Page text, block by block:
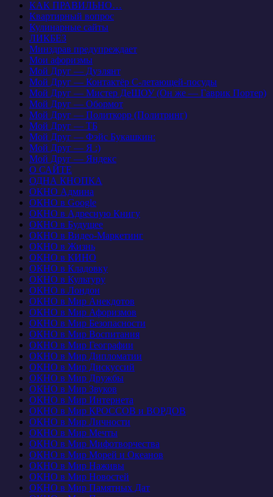
КАК ПРАВИЛЬНО…
Квартирный вопрос
Кулинарные сайты
ЛИКБЕЗ
Минздрав предупреждает
Мои афоризмы
Мой Друг — Дуэлянт
Мой Друг — Контактёр С-летающей-посуды
Мой Друг — Мистер ДеШОУ (Он же — Гаврик Портер)
Мой Друг — Обормот
Мой Друг — Политкорр (Политринг)
Мой Друг — ТБ
Мой Друг — Фэйс Букашкин:
Мой Друг — Я :)
Мой Друг — Яндекс
О САЙТЕ
ОДНА КНОПКА
ОКНО Админа
ОКНО в Google
ОКНО в Адресную Книгу
ОКНО в Будущее
ОКНО в Видео-Маркетинг
ОКНО в Жизнь
ОКНО в КИНО
ОКНО в Кладовку
ОКНО в Культуру
ОКНО в Лондон
ОКНО в Мир Анекдотов
ОКНО в Мир Афоризмов
ОКНО в Мир Безопасности
ОКНО в Мир Воспитания
ОКНО в Мир Географии
ОКНО в Мир Дипломатии
ОКНО в Мир Дискуссий
ОКНО в Мир Дружбы
ОКНО в Мир Звуков
ОКНО в Мир Интернета
ОКНО в Мир КРОССОВ и ВОРДОВ
ОКНО в Мир Личности
ОКНО в Мир Мечты
ОКНО в Мир Мифотворчества
ОКНО в Мир Морей и Океанов
ОКНО в Мир Наживы
ОКНО в Мир Новостей
ОКНО в Мир Памятных Дат